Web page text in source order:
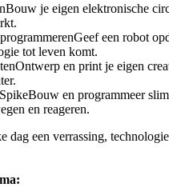
je eigen elektronische
een robot
tot leven komt.
en print je eigen
en programmeer
en reageren.
dag een verrassing,